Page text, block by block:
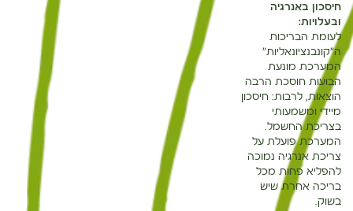
חיסכון באנרגיה
ובעלויות:
לעומת הבריכות
ה"קונבנציונאליות"
המערכת מונעת
הבועות חוסכת הרבה
הוצאות, לרבות: חיסכון
מיידי ומשמעותי
בצריכת החשמל.
המערכת פועלת על
צריכת אנרגיה נמוכה
להפליא פחות מכל
בריכה אחרת שיש
בשוק.